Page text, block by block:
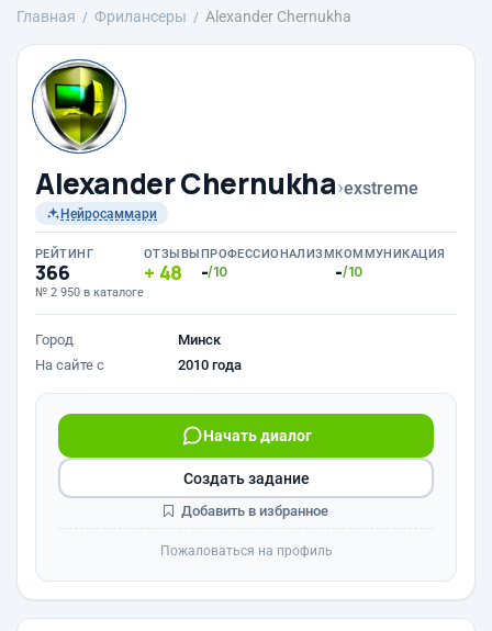
Главная Фрилансеры Alexander Chernukha
Alexander Chernukha›exstreme
Нейросаммари
РЕЙТИНГ
366
№ 2 950 в каталоге
ОТЗЫВЫ
48
ПРОФЕССИОНАЛИЗМ
-/10
КОММУНИКАЦИЯ
-/10
Город
Минск
На сайте с
2010 года
Начать диалог
Создать задание
Добавить в избранное
Пожаловаться на профиль